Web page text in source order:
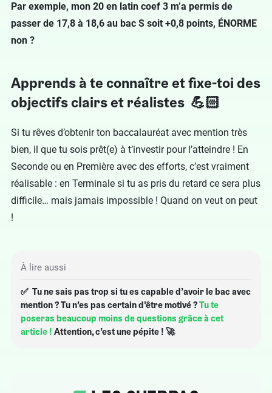
Par exemple, mon 20 en latin coef 3 m’a permis de
passer de 17,8 à 18,6 au bac S soit +0,8 points, ÉNORME
non ?
Apprends à te connaître et fixe-toi des
objectifs clairs et réalistes 💪🏻
Si tu rêves d’obtenir ton baccalauréat avec mention très
bien, il que tu sois prêt(e) à t’investir pour l’atteindre ! En
Seconde ou en Première avec des efforts, c’est vraiment
réalisable : en Terminale si tu as pris du retard ce sera plus
difficile… mais jamais impossible ! Quand on veut on peut
!
À lire aussi
✅ Tu ne sais pas trop si tu es capable d’avoir le bac avec
mention ? Tu n’es pas certain d’être motivé ?Tu te
poseras beaucoup moins de questions grâce à cet
article ! Attention, c’est une pépite ! 🚀